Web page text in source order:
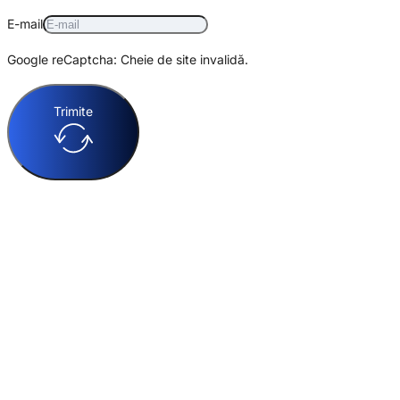
E-mail
Google reCaptcha: Cheie de site invalidă.
Trimite